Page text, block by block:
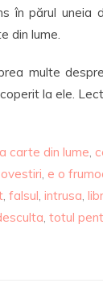
în părul uneia
din lume.
multe
la ele.
carte din lume,
, e o
, falsul, intrusa,
, totul